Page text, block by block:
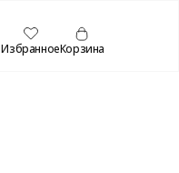
ИзбранноеКорзина